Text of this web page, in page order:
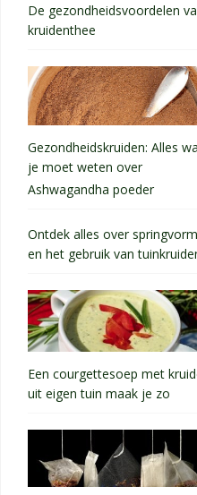
De gezondheidsvoordelen
kruidenthee
Gezondheidskruiden: Alles
je moet weten over
Ashwagandha poeder
Ontdek alles over
en het gebruik van
Een courgettesoep met
uit eigen tuin maak je zo